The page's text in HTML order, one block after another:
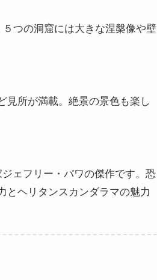
つの洞窟には大きな涅槃像や壁
見所が満載。絶景の景色も楽し
ェフリー・バワの傑作です。恐
とヘリタンスカンダラマの魅力